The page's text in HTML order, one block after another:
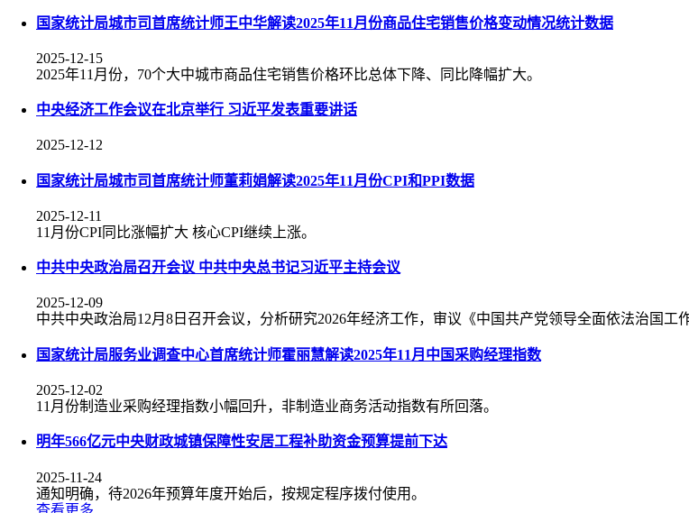
国家统计局城市司首席统计师王中华解读2025年11月份商品住宅销售价格变动情况统计数据
2025-12-15
2025年11月份，70个大中城市商品住宅销售价格环比总体下降、同比降幅扩大。
中央经济工作会议在北京举行 习近平发表重要讲话
2025-12-12
国家统计局城市司首席统计师董莉娟解读2025年11月份CPI和PPI数据
2025-12-11
11月份CPI同比涨幅扩大 核心CPI继续上涨。
中共中央政治局召开会议 中共中央总书记习近平主持会议
2025-12-09
中共中央政治局12月8日召开会议，分析研究2026年经济工作，审议《中国共产党领导全面依法治国工
国家统计局服务业调查中心首席统计师霍丽慧解读2025年11月中国采购经理指数
2025-12-02
11月份制造业采购经理指数小幅回升，非制造业商务活动指数有所回落。
明年566亿元中央财政城镇保障性安居工程补助资金预算提前下达
2025-11-24
通知明确，待2026年预算年度开始后，按规定程序拨付使用。
查看更多